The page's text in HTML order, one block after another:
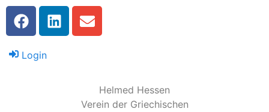
Login
Helmed Hessen
Verein der Griechischen